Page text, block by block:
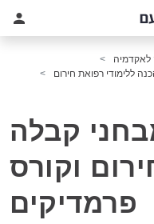
לאקדמיה
ללימודי רפואת חירום
קבלה
וקורס
פרמדיקים